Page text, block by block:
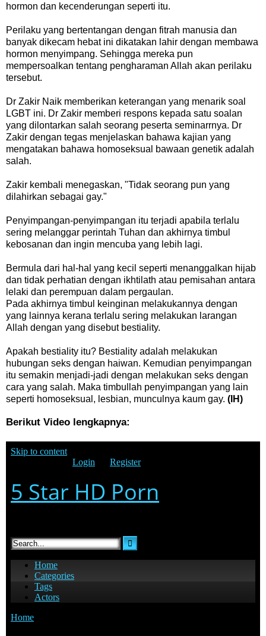
hormon dan kecenderungan seperti itu.
Perilaku yang bertentangan dengan fitrah manusia dan
banyak dikecam hebat ini dikatakan lahir dengan membawa
hormon menyimpang. Sehingga mereka pun
mempersoalkan tentang pengharaman Allah akan perilaku
tersebut.
Dr Zakir Naik memberikan keterangan yang menarik soal
LGBT ini. Dr Zakir memberi respons kepada satu soalan
yang dilontarkan salah seorang peserta seminarrnya. Dr
Zakir dengan tegas menjelaskan bahawa kajian yang
mengatakan bahawa homoseksual bawaan genetik adalah
salah.
Zakir kembali menegaskan, "Tidak seorang pun yang
dilahirkan sebagai gay."
Penyimpangan-penyimpangan itu terjadi apabila terlalu
sering melanggar perintah Tuhan dan akhirnya timbul
kebosanan dan ingin mencuba yang lebih lagi.
Bermula dari hal-hal yang kecil seperti menanggalkan hijab
dan tidak perhatian dengan ikhtilath atau pemisahan antara
lelaki dan perempuan dalam pergaulan.
Pada akhirnya timbul keinginan melakukannya dengan
yang lainnya kerana terlalu sering melakukan larangan
Allah dengan yang disebut bestiality.
Apakah bestiality itu? Bestiality adalah melakukan
hubungan seks dengan haiwan. Kemudian penyimpangan
itu semakin menjadi-jadi dengan melakukan seks dengan
cara yang salah. Maka timbullah penyimpangan yang lain
seperti homoseksual, lesbian, munculnya kaum gay. (IH)
Berikut Video lengkapnya: